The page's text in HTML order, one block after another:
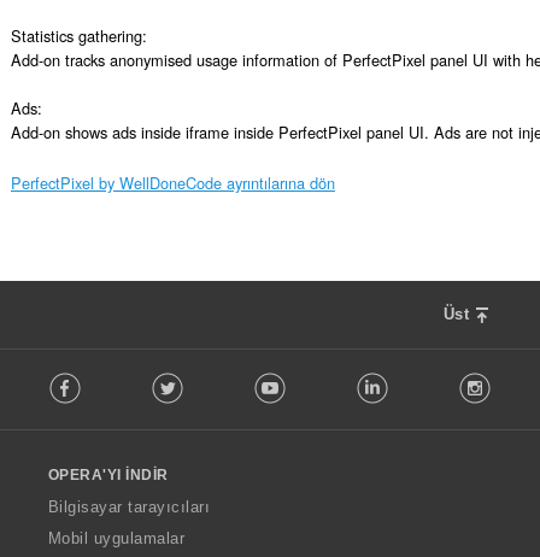
Statistics gathering:
Add-on tracks anonymised usage information of PerfectPixel panel UI with
Ads:
Add-on shows ads inside iframe inside PerfectPixel panel UI. Ads are not
PerfectPixel by WellDoneCode ayrıntılarına dön
Üst
o
w
O
p
Facebook Twitter Youtube LinkedIn
OPERA'YI İNDIR
Bilgisayar tarayıcıları
Mobil uygulamalar